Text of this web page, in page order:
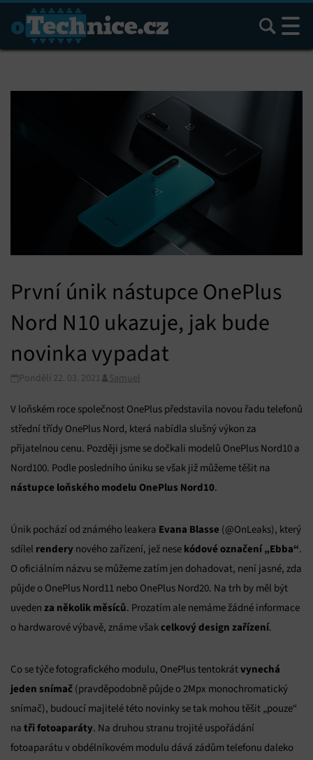
Hledat
První únik nástupce OnePlus
Nord N10 ukazuje, jak bude
novinka vypadat
Pondělí 22. 03. 2021 Samuel
V loňském roce společnost OnePlus představila novou řadu telefonů
střední třídy OnePlus Nord, která nabídla slušný výkon za
přijatelnou cenu. Později jsme se dočkali modelů OnePlus Nord10 a
Nord100. Podle posledního úniku se však již můžeme těšit na
nástupce loňského modelu OnePlus Nord10.
Únik pochází od známého leakera Evana Blasse (@OnLeaks), který
sdílel rendery nového zařízení, jež nese kódové označení „Ebba“.
O oficiálním názvu se můžeme zatím jen dohadovat, není jasné, zda
půjde o OnePlus Nord11 nebo OnePlus Nord20. Na trh by měl být
uveden za několik měsíců. Prozatím ale nemáme žádné informace
o hardwarové výbavě, známe všakcelkový design zařízení.
Co se týče fotografického modulu, OnePlus tentokrátvynechá
jeden snímač (pravděpodobně půjde o 2Mpx monochromatický
snímač), budoucí majitelé této novinky se tak mohou těšit „pouze“
na tři fotoaparáty. Na druhou stranu trojité uspořádání
fotoaparátu v obdélníkovém modulu dává zádům telefonu daleko